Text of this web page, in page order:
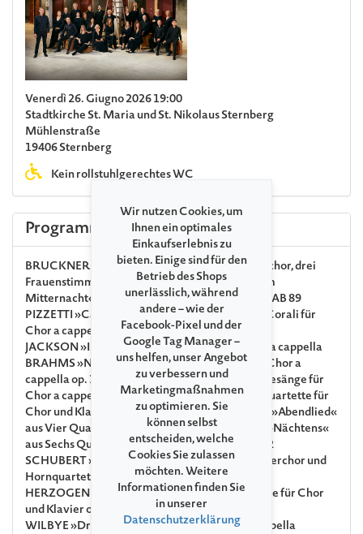
Venerdì 26. Giugno 2026 19:00
Stadtkirche St. Maria und St. Nikolaus Sternberg
Mühlenstraße
19406 Sternberg
Kein rollstuhlgerechtes WC
Programma
BRUCKNER »Abendzauber« für Tenor, Männerchor, drei
Frauenstimmen und Hornquartett WAB 57 · »Um
Mitternacht« für Alt, Männerchor und Klavier WAB 89
PIZZETTI»Cade la sera« aus Tre Composizioni Corali für
Chor a cappella
JACKSON»In The Half-Light Of Dusk« für Chor a cappella
BRAHMS»Nachtwache« aus Fünf Gesänge für Chor a
cappella op. 104 · »Abendständchen« aus Drei Gesänge für
Chor a cappella op. 42 · »Der Abend« aus Drei Quartette für
Chor und Klavier op. 64 · »O schöne Nacht!« und »Abendlied«
aus Vier Quartette für Chor und Klavier op. 92
· »Nächtens«
aus Sechs Quartette für Chor und Klavier op. 112
SCHUBERT»Nachtgesang im Walde« für Männerchor und
Hornquartett D 913
HERZOGENBERG»Nachtlied« aus Drei Gesänge für Chor
und Klavier op. 73
WILBYE»Draw on, Sweet Night« für Chor a cappella
Wir nutzen Cookies, um
Ihnen ein optimales
Einkaufserlebnis zu
bieten. Einige sind für den
Betrieb des Shops
unerlässlich, während
andere – wie der
Facebook-Pixel und der
Google Tag Manager –
uns helfen, unser Angebot
zu verbessern und
Marketingmaßnahmen
zu optimieren. Sie
können selbst
entscheiden, welche
Cookies Sie zulassen
möchten. Weitere
Informationen finden Sie
in unserer
Datenschutzerklärung